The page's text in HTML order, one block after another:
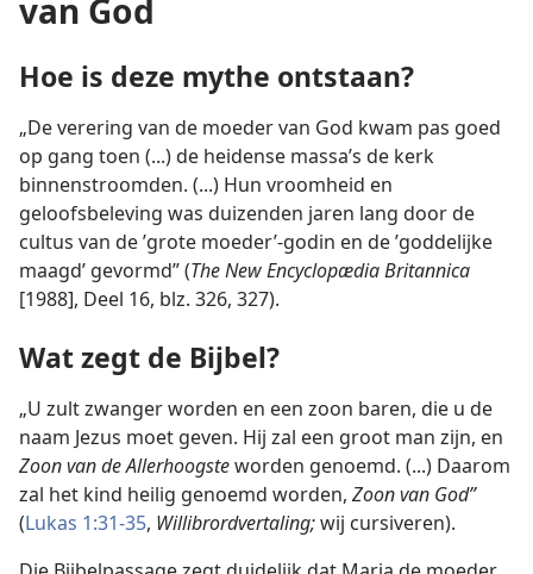
van God
Hoe is deze mythe ontstaan?
„De verering van de moeder van God kwam pas goed
op gang toen (...) de heidense massa’s de kerk
binnenstroomden. (...) Hun vroomheid en
geloofsbeleving was duizenden jaren lang door de
cultus van de ’grote moeder’-godin en de ’goddelijke
maagd’ gevormd” (The New Encyclopædia Britannica
[1988], Deel 16, blz. 326, 327).
Wat zegt de Bijbel?
„U zult zwanger worden en een zoon baren, die u de
naam Jezus moet geven. Hij zal een groot man zijn, en
Zoon van de Allerhoogsteworden genoemd. (...) Daarom
zal het kind heilig genoemd worden, Zoon van God”
(Lukas 1:31-35, Willibrordvertaling;wij cursiveren).